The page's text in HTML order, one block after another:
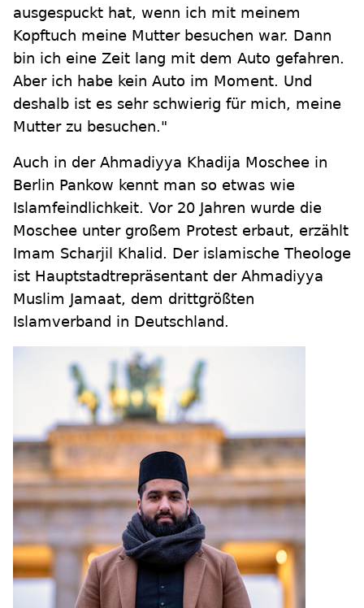
ausgespuckt hat, wenn ich mit meinem
Kopftuch meine Mutter besuchen war. Dann
bin ich eine Zeit lang mit dem Auto gefahren.
Aber ich habe kein Auto im Moment. Und
deshalb ist es sehr schwierig für mich, meine
Mutter zu besuchen."
Auch in der Ahmadiyya Khadija Moschee in
Berlin Pankow kennt man so etwas wie
Islamfeindlichkeit. Vor 20 Jahren wurde die
Moschee unter großem Protest erbaut, erzählt
Imam Scharjil Khalid. Der islamische Theologe
ist Hauptstadtrepräsentant der Ahmadiyya
Muslim Jamaat, dem drittgrößten
Islamverband in Deutschland.